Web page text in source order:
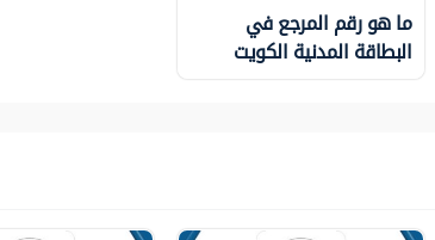
ما هو رقم المرجع في
البطاقة المدنية الكويت